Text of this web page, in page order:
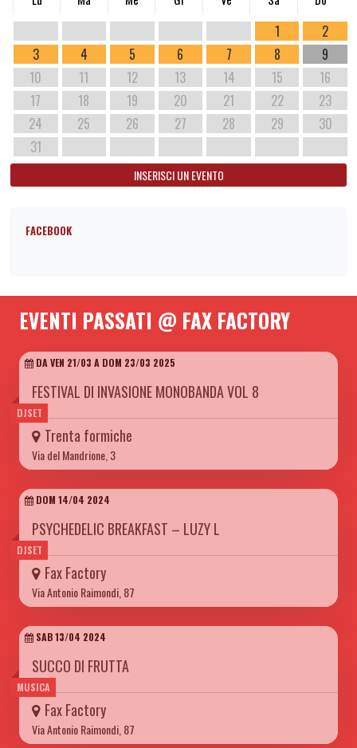
1
2
3
4 5 6 7 8
9
10
11 12 13 14 15
16
17
18 19 20 21 22
23
24
25 26 27 28 29
30
31
INSERISCI UN EVENTO
FACEBOOK
EVENTI PASSATI @ FAX FACTORY
DJSET
DA VEN 21/03 A DOM 23/03 2025
FESTIVAL DI INVASIONE MONOBANDA VOL 8
Trenta formiche
Via del Mandrione, 3
DJSET
DOM 14/04 2024
PSYCHEDELIC BREAKFAST – LUZY L
Fax Factory
Via Antonio Raimondi, 87
MUSICA
SAB 13/04 2024
SUCCO DI FRUTTA
Fax Factory
Via Antonio Raimondi, 87